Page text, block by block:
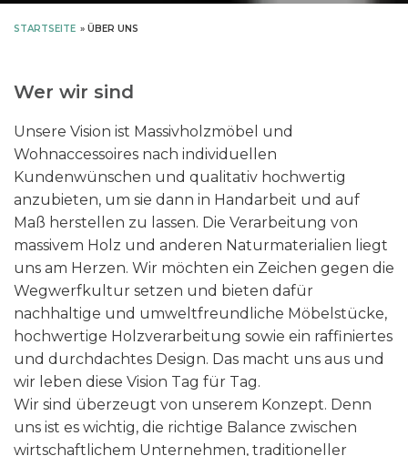
STARTSEITE » ÜBER UNS
Wer wir sind
Unsere Vision ist Massivholzmöbel und
Wohnaccessoires nach individuellen
Kundenwünschen und qualitativ hochwertig
anzubieten, um sie dann in Handarbeit und auf
Maß herstellen zu lassen. Die Verarbeitung von
massivem Holz und anderen Naturmaterialien liegt
uns am Herzen. Wir möchten ein Zeichen gegen die
Wegwerfkultur setzen und bieten dafür
nachhaltige und umweltfreundliche Möbelstücke,
hochwertige Holzverarbeitung sowie ein raffiniertes
und durchdachtes Design. Das macht uns aus und
wir leben diese Vision Tag für Tag.
Wir sind überzeugt von unserem Konzept. Denn
uns ist es wichtig, die richtige Balance zwischen
wirtschaftlichem Unternehmen, traditioneller